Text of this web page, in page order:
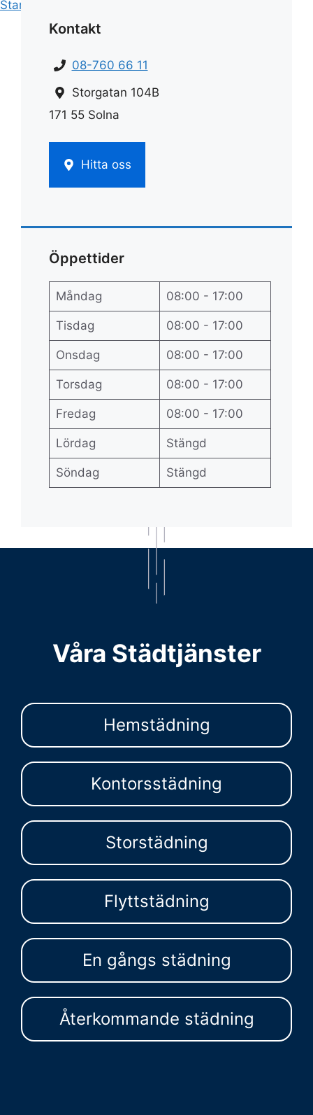
Start
Kontakt
08-760 66 11
Storgatan 104B
171 55 Solna
Hitta oss
Öppettider
Måndag 08:00 - 17:00
Tisdag 08:00 - 17:00
Onsdag 08:00 - 17:00
Torsdag 08:00 - 17:00
Fredag 08:00 - 17:00
Lördag Stängd
Söndag Stängd
Våra Städtjänster
Hemstädning
Kontorsstädning
Storstädning
Flyttstädning
En gångs städning
Återkommande städning